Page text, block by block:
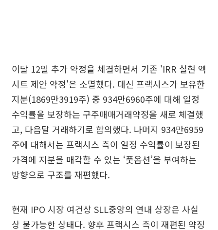
이달 12일 추가 약정을 체결하면서 기존 'IRR 실현 엑
시트 제안 약정'은 소멸했다. 대신 프랙시스가 보유한
지분(1869만3919주) 중 934만6960주에 대해 일정
수익률을 보장하는 구주매매거래약정을 새로 체결했
고, 다음달 거래하기로 합의했다. 나머지 934만6959
주에 대해서는 프랙시스 측이 일정 수익률이 보장된
가격에 지분을 매각할 수 있는 ‘풋옵션’을 부여하는
방향으로 구조를 재편했다.
현재 IPO 시장 여건상 SLL중앙의 연내 상장은 사실
상 불가능한 상태다. 향후 프랙시스 측이 재편된 약정